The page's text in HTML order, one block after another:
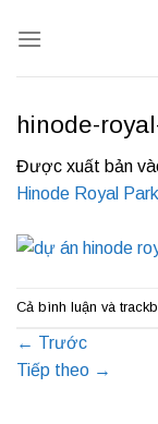
qua
hinode-
Được xuất bản
Hinode Royal Park
Cả bình luận và
← Trước
Tiếp theo →